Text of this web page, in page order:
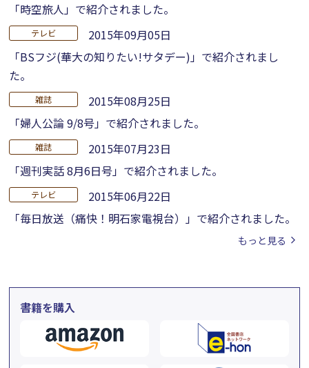
「時空旅人」で紹介されました。
テレビ
2015年09月05日
「BSフジ(華大の知りたい!サタデー)」で紹介されまし
た。
雑誌
2015年08月25日
「婦人公論 9/8号」で紹介されました。
雑誌
2015年07月23日
「週刊実話 8月6日号」で紹介されました。
テレビ
2015年06月22日
「毎日放送（痛快！明石家電視台）」で紹介されました。
もっと見る
書籍を購入